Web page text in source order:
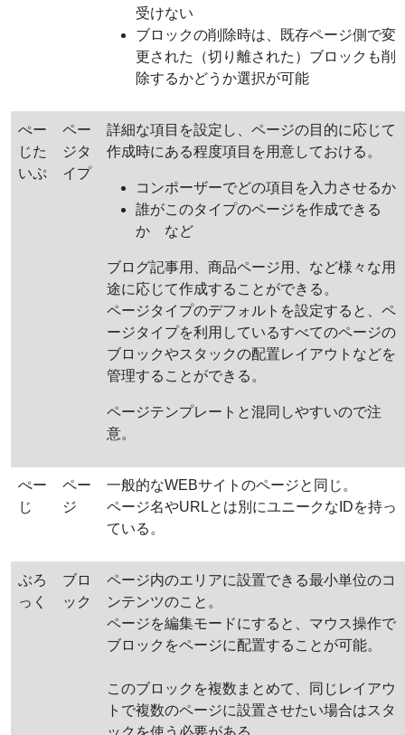
受けない
ブロックの削除時は、既存ページ側で変
更された（切り離された）ブロックも削
除するかどうか選択が可能
ぺー
じた
いぷ
ペー
ジタ
イプ
詳細な項目を設定し、ページの目的に応じて
作成時にある程度項目を用意しておける。
コンポーザーでどの項目を入力させるか
誰がこのタイプのページを作成できる
か など
ブログ記事用、商品ページ用、など様々な用
途に応じて作成することができる。
ページタイプのデフォルトを設定すると、ペ
ージタイプを利用しているすべてのページの
ブロックやスタックの配置レイアウトなどを
管理することができる。
ページテンプレートと混同しやすいので注
意。
ぺー
じ
ペー
ジ
一般的なWEBサイトのページと同じ。
ページ名やURLとは別にユニークなIDを持っ
ている。
ぶろ
っく
ブロ
ック
ページ内のエリアに設置できる最小単位のコ
ンテンツのこと。
ページを編集モードにすると、マウス操作で
ブロックをページに配置することが可能。
このブロックを複数まとめて、同じレイアウ
トで複数のページに設置させたい場合はスタ
ックを使う必要がある。